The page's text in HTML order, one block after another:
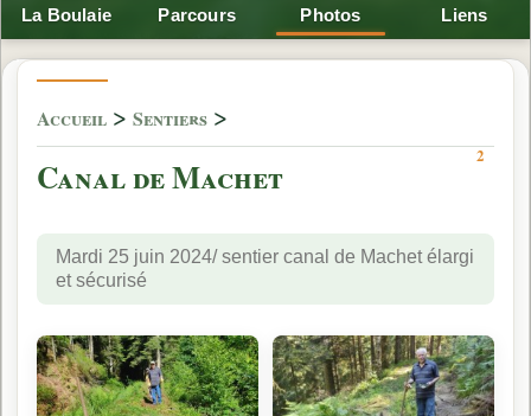
La Boulaie Parcours Photos Liens
Accueil > Sentiers >
Canal de Machet 2
Mardi 25 juin 2024/ sentier canal de Machet élargi
et sécurisé